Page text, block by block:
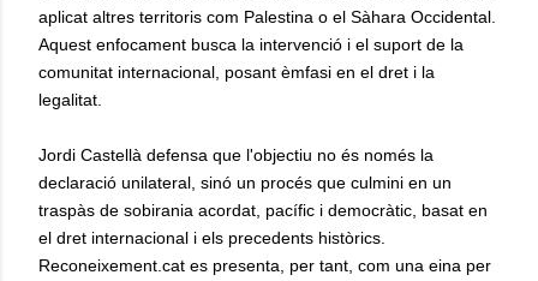
aplicat altres territoris com Palestina o el Sàhara Occidental.
Aquest enfocament busca la intervenció i el suport de la
comunitat internacional, posant èmfasi en el dret i la
legalitat.
Jordi Castellà defensa que l'objectiu no és només la
declaració unilateral, sinó un procés que culmini en un
traspàs de sobirania acordat, pacífic i democràtic, basat en
el dret internacional i els precedents històrics.
Reconeixement.cat es presenta, per tant, com una eina per